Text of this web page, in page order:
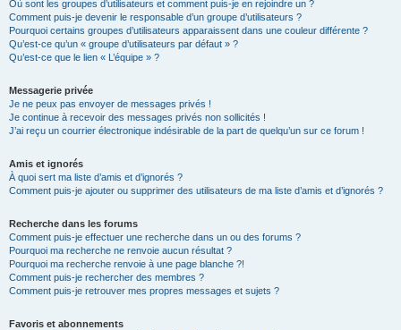
Où sont les groupes d’utilisateurs et comment puis-je en rejoindre un ?
Comment puis-je devenir le responsable d’un groupe d’utilisateurs ?
Pourquoi certains groupes d’utilisateurs apparaissent dans une couleur différente ?
Qu’est-ce qu’un « groupe d’utilisateurs par défaut » ?
Qu’est-ce que le lien « L’équipe » ?
Messagerie privée
Je ne peux pas envoyer de messages privés !
Je continue à recevoir des messages privés non sollicités !
J’ai reçu un courrier électronique indésirable de la part de quelqu’un sur ce forum !
Amis et ignorés
À quoi sert ma liste d’amis et d’ignorés ?
Comment puis-je ajouter ou supprimer des utilisateurs de ma liste d’amis et d’ignorés ?
Recherche dans les forums
Comment puis-je effectuer une recherche dans un ou des forums ?
Pourquoi ma recherche ne renvoie aucun résultat ?
Pourquoi ma recherche renvoie à une page blanche ?!
Comment puis-je rechercher des membres ?
Comment puis-je retrouver mes propres messages et sujets ?
Favoris et abonnements